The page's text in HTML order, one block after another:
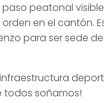
peatonal
en el cantón.
para ser sede
todos soñamos!